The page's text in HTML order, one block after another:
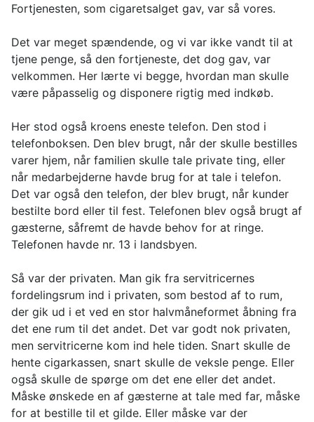
Fortjenesten, som cigaretsalget gav, var så vores.
Det var meget spændende, og vi var ikke vandt til at
tjene penge, så den fortjeneste, det dog gav, var
velkommen. Her lærte vi begge, hvordan man skulle
være påpasselig og disponere rigtig med indkøb.
Her stod også kroens eneste telefon. Den stod i
telefonboksen. Den blev brugt, når der skulle bestilles
varer hjem, når familien skulle tale private ting, eller
når medarbejderne havde brug for at tale i telefon.
Det var også den telefon, der blev brugt, når kunder
bestilte bord eller til fest. Telefonen blev også brugt af
gæsterne, såfremt de havde behov for at ringe.
Telefonen havde nr. 13 i landsbyen.
Så var der privaten. Man gik fra servitricernes
fordelingsrum ind i privaten, som bestod af to rum,
der gik ud i et ved en stor halvmåneformet åbning fra
det ene rum til det andet. Det var godt nok privaten,
men servitricerne kom ind hele tiden. Snart skulle de
hente cigarkassen, snart skulle de veksle penge. Eller
også skulle de spørge om det ene eller det andet.
Måske ønskede en af gæsterne at tale med far, måske
for at bestille til et gilde. Eller måske var der